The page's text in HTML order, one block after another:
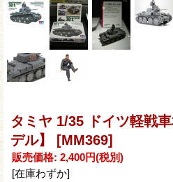
タミヤ 1/35 ドイツ軽戦
デル】 [MM369]
販売価格: 2,400円(税別)
[在庫わずか]